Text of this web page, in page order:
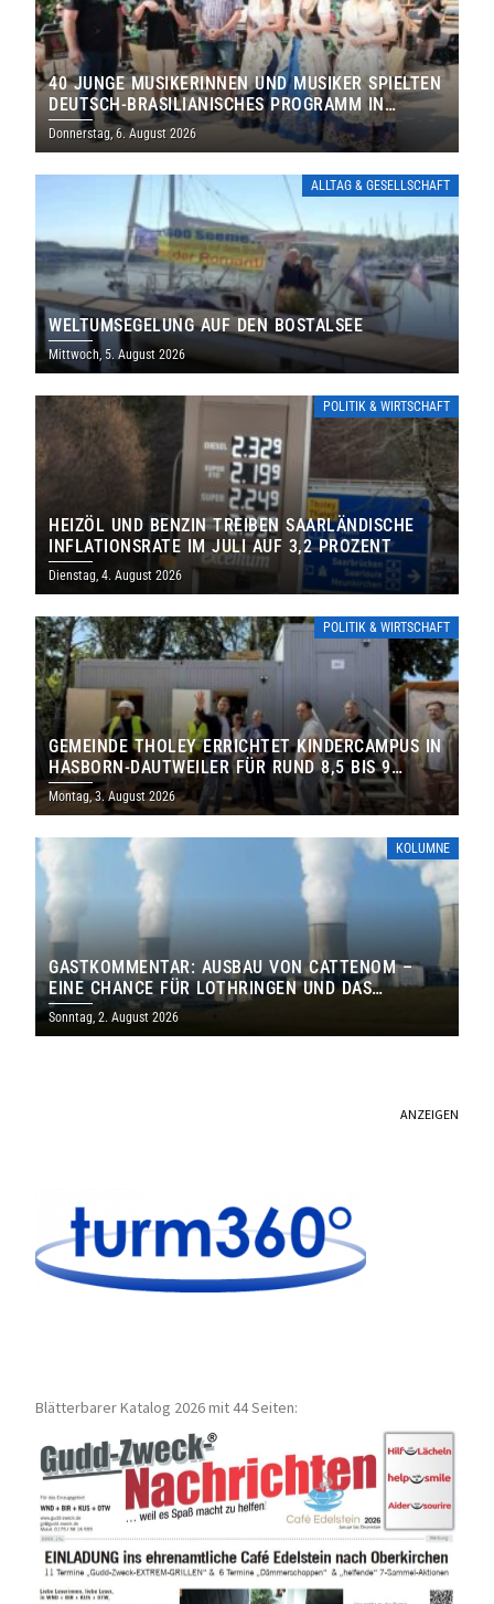
40 JUNGE MUSIKERINNEN UND MUSIKER SPIELTEN
DEUTSCH-BRASILIANISCHES PROGRAMM IN
THOLEY
Donnerstag, 6. August 2026
ALLTAG & GESELLSCHAFT
WELTUMSEGELUNG AUF DEN BOSTALSEE
Mittwoch, 5. August 2026
POLITIK & WIRTSCHAFT
HEIZÖL UND BENZIN TREIBEN SAARLÄNDISCHE
INFLATIONSRATE IM JULI AUF 3,2 PROZENT
Dienstag, 4. August 2026
POLITIK & WIRTSCHAFT
GEMEINDE THOLEY ERRICHTET KINDERCAMPUS IN
HASBORN-DAUTWEILER FÜR RUND 8,5 BIS 9
MILLIONEN EURO
Montag, 3. August 2026
KOLUMNE
GASTKOMMENTAR: AUSBAU VON CATTENOM –
EINE CHANCE FÜR LOTHRINGEN UND DAS
SAARLAND
Sonntag, 2. August 2026
ANZEIGEN
Blätterbarer Katalog 2026 mit 44 Seiten: